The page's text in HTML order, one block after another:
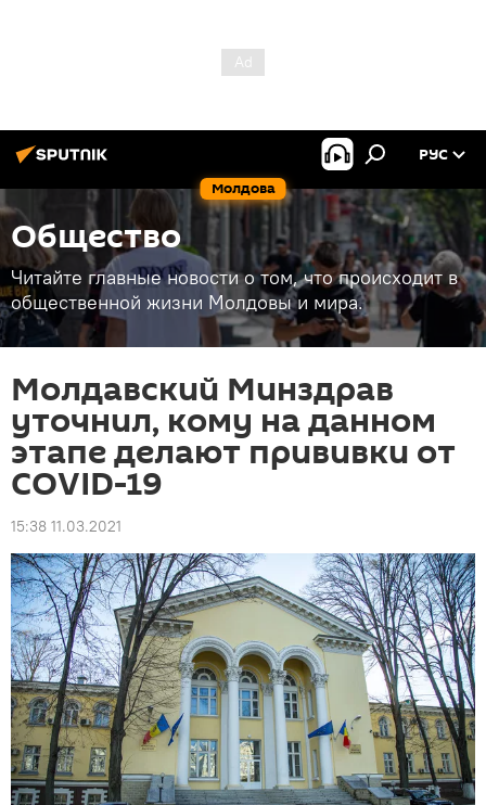
Молдова
РУС
Общество
Читайте главные новости о том, что происходит в
общественной жизни Молдовы и мира.
Молдавский Минздрав
уточнил, кому на данном
этапе делают прививки от
COVID-19
15:38 11.03.2021